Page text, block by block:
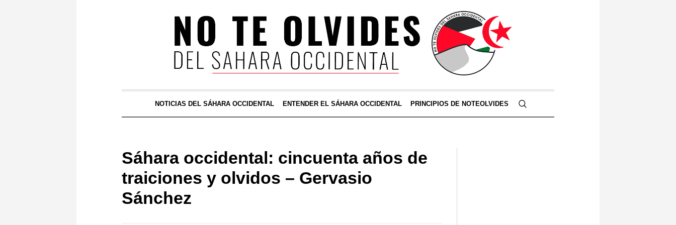
NOTICIAS DEL SÁHARA OCCIDENTAL ENTENDER EL SÁHARA OCCIDENTAL PRINCIPIOS DE NOTEOLVIDES
Sáhara occidental: cincuenta años de
traiciones y olvidos – Gervasio
Sánchez